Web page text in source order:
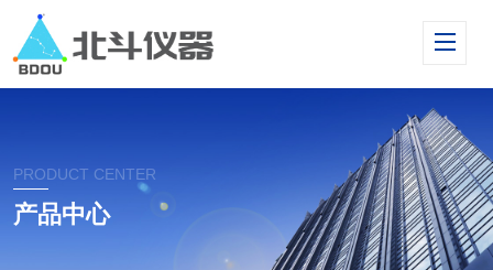
PRODUCT CENTER
产品中心